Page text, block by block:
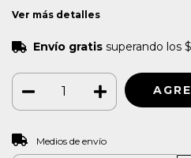
Ver más detalles
Envío gratis superando los
Entregas para el CP:
Medios de envío